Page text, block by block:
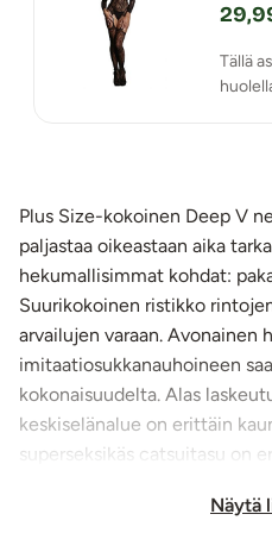
Tällä
Plus Size-kokoinen Deep V
paljastaa oikeastaan aika
hekumallisimmat kohdat:
Suurikokoinen ristikko
arvailujen varaan. Avonainen
imitaatiosukkanauhoineen
kokonaisuudelta. Alas
keskiselänalue on erittäin
superseksikäs catsuitasu on
pakkautuu pieneen tilaan ja
Näytä